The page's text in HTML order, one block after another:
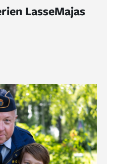
LasseMajas